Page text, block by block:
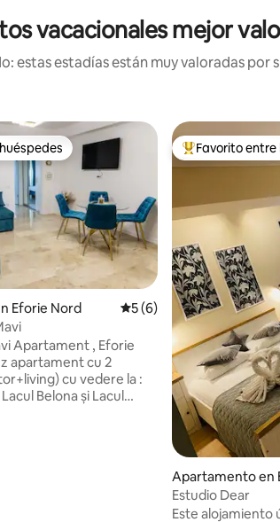
vacacionales mejor
estas estadías están muy valoradas
5, 39 reseñas
Eforie Nord Calificación promedio: 5
5 (6)
Apartament , Eforie
apartament cu 2
cu vedere la :
Belona și Lacul
Favorito entre
Favorito entre
Apartamento en
Estudio Dear
Este alojamiento